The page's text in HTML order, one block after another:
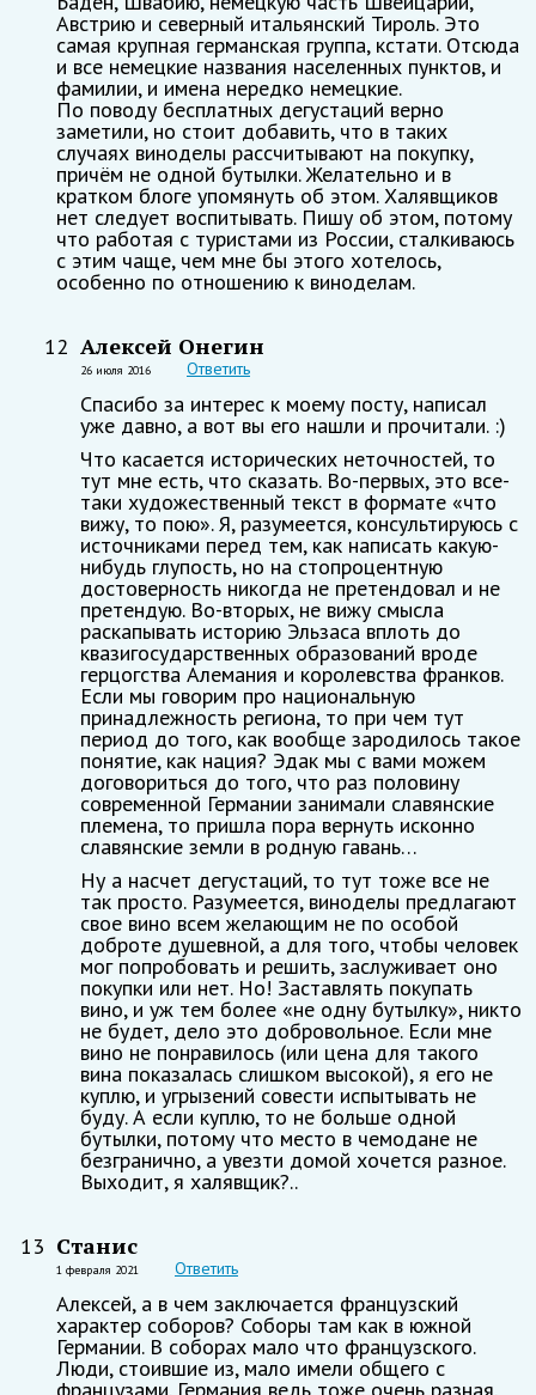
Австрию и северный итальянский Тироль. Это
самая крупная германская группа, кстати. Отсюда
и все немецкие названия населенных пунктов, и
фамилии, и имена нередко немецкие.
По поводу бесплатных дегустаций верно
заметили, но стоит добавить, что в таких
случаях виноделы рассчитывают на покупку,
причём не одной бутылки. Желательно и в
кратком блоге упомянуть об этом. Халявщиков
нет следует воспитывать. Пишу об этом, потому
что работая с туристами из России, сталкиваюсь
с этим чаще, чем мне бы этого хотелось,
особенно по отношению к виноделам.
12 Алексей Онегин
26 июля 2016 Ответить
Спасибо за интерес к моему посту, написал
уже давно, а вот вы его нашли и прочитали. :)
Что касается исторических неточностей, то
тут мне есть, что сказать. Во-первых, это все-
таки художественный текст в формате «что
вижу, то пою». Я, разумеется, консультируюсь с
источниками перед тем, как написать какую-
нибудь глупость, но на стопроцентную
достоверность никогда не претендовал и не
претендую. Во-вторых, не вижу смысла
раскапывать историю Эльзаса вплоть до
квазигосударственных образований вроде
герцогства Алемания и королевства франков.
Если мы говорим про национальную
принадлежность региона, то при чем тут
период до того, как вообще зародилось такое
понятие, как нация? Эдак мы с вами можем
договориться до того, что раз половину
современной Германии занимали славянские
племена, то пришла пора вернуть исконно
славянские земли в родную гавань…
Ну а насчет дегустаций, то тут тоже все не
так просто. Разумеется, виноделы предлагают
свое вино всем желающим не по особой
доброте душевной, а для того, чтобы человек
мог попробовать и решить, заслуживает оно
покупки или нет. Но! Заставлять покупать
вино, и уж тем более «не одну бутылку», никто
не будет, дело это добровольное. Если мне
вино не понравилось (или цена для такого
вина показалась слишком высокой), я его не
куплю, и угрызений совести испытывать не
буду. А если куплю, то не больше одной
бутылки, потому что место в чемодане не
безгранично, а увезти домой хочется разное.
Выходит, я халявщик?..
13 Станис
1 февраля 2021 Ответить
Алексей, а в чем заключается французский
характер соборов? Соборы там как в южной
Германии. В соборах мало что французского.
Люди, стоившие из, мало имели общего с